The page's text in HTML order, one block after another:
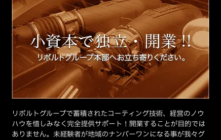
リボルトグループで蓄積されたコーティング技術、経営のノウ
ハウを惜しみなく完全提供サポート！開業することが目的では
ありません。未経験者が地域のナンバーワンになる事が我々グ